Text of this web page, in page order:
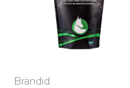
Brändid